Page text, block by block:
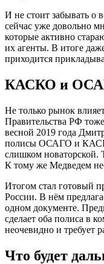
И не стоит забывать о
сейчас уже довольно
которые активно
их агенты. В итоге
приходится
КАСКО и
Не только рынок
Правительства РФ
весной 2019 года
полисы ОСАГО и
слишком новаторской.
К тому же Медведем
Итогом стал готовый
России. В нём
одном документе.
сделает оба полиса в
неочевидно и требует
Что будет